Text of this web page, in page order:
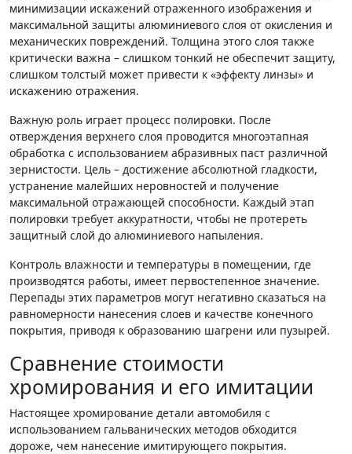
минимизации искажений отраженного изображения и
максимальной защиты алюминиевого слоя от окисления и
механических повреждений. Толщина этого слоя также
критически важна – слишком тонкий не обеспечит защиту,
слишком толстый может привести к «эффекту линзы» и
искажению отражения.
Важную роль играет процесс полировки. После
отверждения верхнего слоя проводится многоэтапная
обработка с использованием абразивных паст различной
зернистости. Цель – достижение абсолютной гладкости,
устранение малейших неровностей и получение
максимальной отражающей способности. Каждый этап
полировки требует аккуратности, чтобы не протереть
защитный слой до алюминиевого напыления.
Контроль влажности и температуры в помещении, где
производятся работы, имеет первостепенное значение.
Перепады этих параметров могут негативно сказаться на
равномерности нанесения слоев и качестве конечного
покрытия, приводя к образованию шагрени или пузырей.
Сравнение стоимости
хромирования и его имитации
Настоящее хромирование детали автомобиля с
использованием гальванических методов обходится
дороже, чем нанесение имитирующего покрытия.